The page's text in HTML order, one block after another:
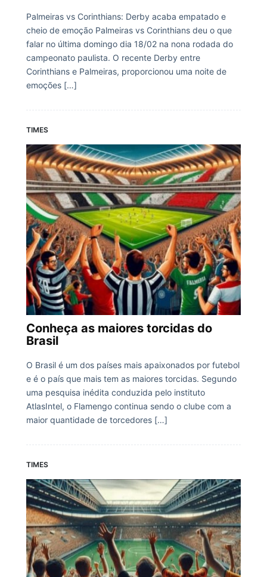
Palmeiras vs Corinthians: Derby acaba empatado e
cheio de emoção Palmeiras vs Corinthians deu o que
falar no última domingo dia 18/02 na nona rodada do
campeonato paulista. O recente Derby entre
Corinthians e Palmeiras, proporcionou uma noite de
emoções […]
TIMES
Conheça as maiores torcidas do
Brasil
O Brasil é um dos países mais apaixonados por futebol
e é o país que mais tem as maiores torcidas. Segundo
uma pesquisa inédita conduzida pelo instituto
AtlasIntel, o Flamengo continua sendo o clube com a
maior quantidade de torcedores […]
TIMES